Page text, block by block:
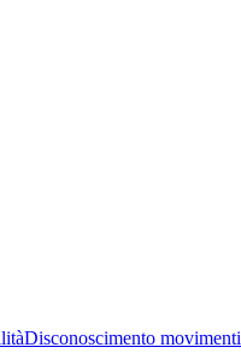
Disconoscimento movimenti